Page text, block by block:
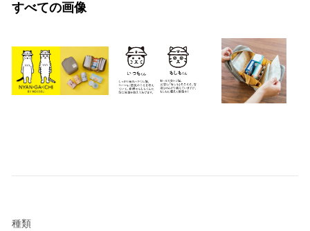
すべての画像
種類